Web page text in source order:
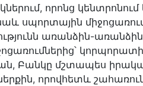
որոնց
սպորտային
առանձին-
Բանկը մշտապես
ներքին, որովհետև